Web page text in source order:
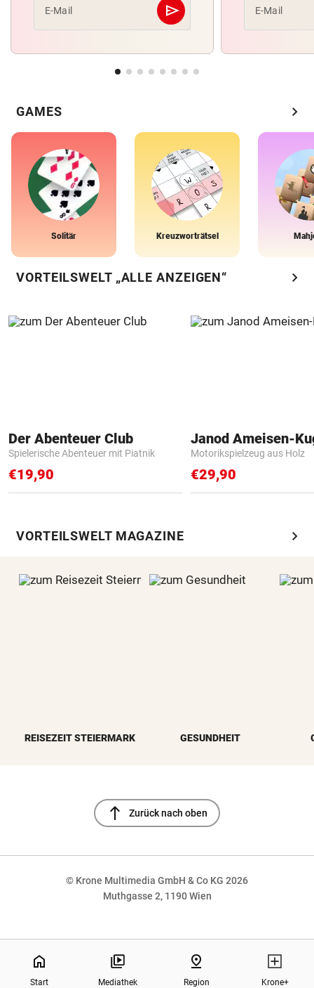
E-Mail send
Abschicken E-Mail
GAMES chevron_right
Solitär Kreuzworträtsel
VORTEILSWELT „ALLE ANZEIGEN“ chevron_right
Der Abenteuer Club
Spielerische Abenteuer mit Piatnik
€19,90
Janod Ameisen-
Motorikspielzeug aus Holz
€29,90
VORTEILSWELT MAGAZINE chevron_right
REISEZEIT STEIERMARK GESUNDHEIT
north Zurück nach oben
© Krone Multimedia GmbH & Co KG 2026
Muthgasse 2, 1190 Wien
home
Start Mediathek
pin_drop
Region Krone+
NaN%